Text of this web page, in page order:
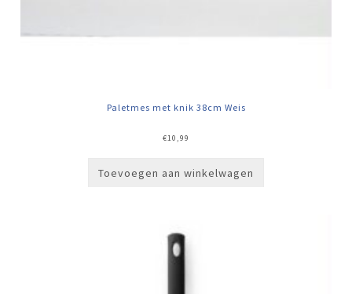
Paletmes met knik 38cm Weis
€10,99
Toevoegen aan winkelwagen